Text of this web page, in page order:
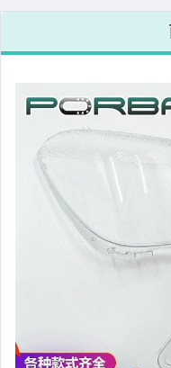
電腦、平板與周邊
嬰幼兒與孕婦
汽機車精品百貨
居家、家具與園藝
玩具、模型與公仔